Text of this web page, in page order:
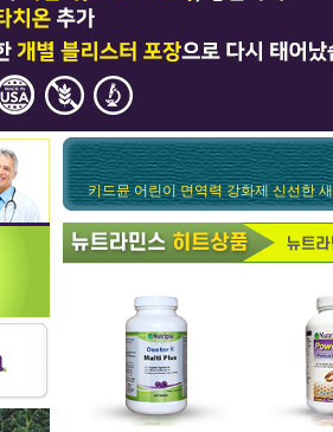
키드뮨 어린이 면역력 강화제 신선한
닥터K 멀티플러스, 파워뮤노 면역강
더욱 강화된 효능과 간편한 블리스터
구매후기 작성만 하시면 무조건 보상
$100 이상 구매고객분께 무료 영양제